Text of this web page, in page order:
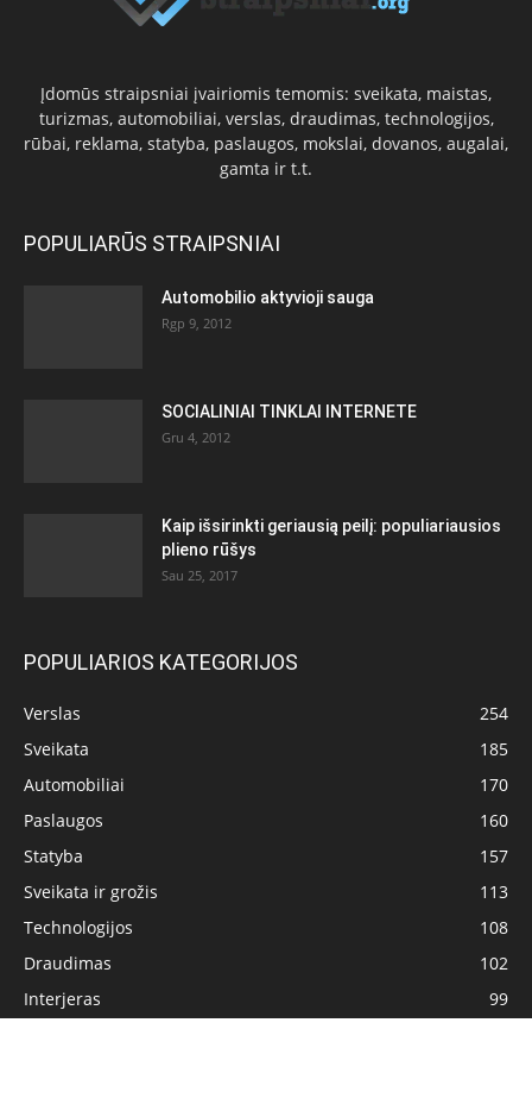
Įdomūs straipsniai įvairiomis temomis: sveikata, maistas,
turizmas, automobiliai, verslas, draudimas, technologijos,
rūbai, reklama, statyba, paslaugos, mokslai, dovanos, augalai,
gamta ir t.t.
POPULIARŪS STRAIPSNIAI
Automobilio aktyvioji sauga
Rgp 9, 2012
SOCIALINIAI TINKLAI INTERNETE
Gru 4, 2012
Kaip išsirinkti geriausią peilį: populiariausios
plieno rūšys
Sau 25, 2017
POPULIARIOS KATEGORIJOS
Verslas
254
Sveikata
185
Automobiliai
170
Paslaugos
160
Statyba
157
Sveikata ir grožis
113
Technologijos
108
Draudimas
102
Interjeras
99